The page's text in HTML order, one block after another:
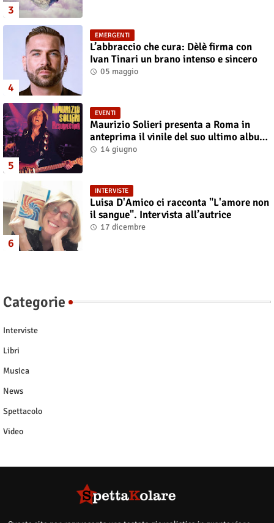
EMERGENTI
L’abbraccio che cura: Dèlè firma con
Ivan Tinari un brano intenso e sincero
05 maggio
EVENTI
Maurizio Solieri presenta a Roma in
anteprima il vinile del suo ultimo album
“Resurrection”
14 giugno
INTERVISTE
Luisa D'Amico ci racconta "L'amore non
il sangue". Intervista all’autrice
17 dicembre
Categorie
Interviste
Libri
Musica
News
Spettacolo
Video